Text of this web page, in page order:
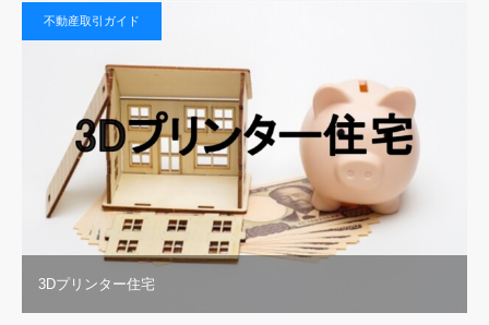
不動産取引ガイド
3Dプリンター住宅